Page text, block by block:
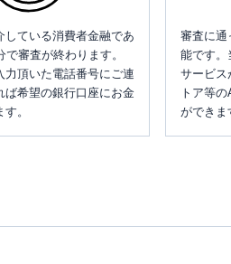
している消費者金融であ
審査が終わります。
力頂いた電話番号にご連
ば希望の銀行口座にお金
。
審査に通
能です。
サービス
トア等
ができま